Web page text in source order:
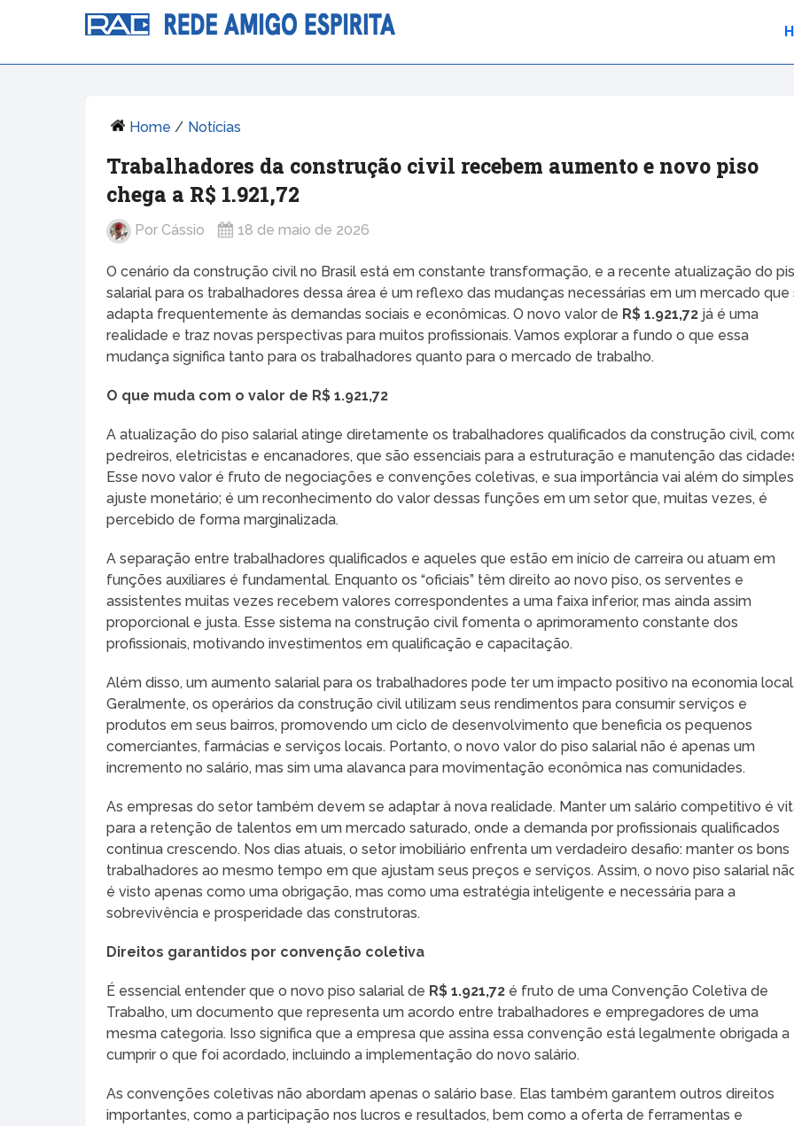
Home / Notícias
Trabalhadores da construção civil recebem aumento e novo piso
chega a R$ 1.921,72
PorCássio 18 de maio de 2026
O cenário da construção civil no Brasil está em constante transformação, e a recente atualização do
salarial para os trabalhadores dessa área é um reflexo das mudanças necessárias em um mercado que
adapta frequentemente às demandas sociais e econômicas. O novo valor de R$ 1.921,72 já é uma
realidade e traz novas perspectivas para muitos profissionais. Vamos explorar a fundo o que essa
mudança significa tanto para os trabalhadores quanto para o mercado de trabalho.
O que muda com o valor de R$ 1.921,72
A atualização do piso salarial atinge diretamente os trabalhadores qualificados da construção civil,
pedreiros, eletricistas e encanadores, que são essenciais para a estruturação e manutenção das
Esse novo valor é fruto de negociações e convenções coletivas, e sua importância vai além do simples
ajuste monetário; é um reconhecimento do valor dessas funções em um setor que, muitas vezes, é
percebido de forma marginalizada.
A separação entre trabalhadores qualificados e aqueles que estão em início de carreira ou atuam em
funções auxiliares é fundamental. Enquanto os “oficiais” têm direito ao novo piso, os serventes e
assistentes muitas vezes recebem valores correspondentes a uma faixa inferior, mas ainda assim
proporcional e justa. Esse sistema na construção civil fomenta o aprimoramento constante dos
profissionais, motivando investimentos em qualificação e capacitação.
Além disso, um aumento salarial para os trabalhadores pode ter um impacto positivo na economia
Geralmente, os operários da construção civil utilizam seus rendimentos para consumir serviços e
produtos em seus bairros, promovendo um ciclo de desenvolvimento que beneficia os pequenos
comerciantes, farmácias e serviços locais. Portanto, o novo valor do piso salarial não é apenas um
incremento no salário, mas sim uma alavanca para movimentação econômica nas comunidades.
As empresas do setor também devem se adaptar à nova realidade. Manter um salário competitivo é
para a retenção de talentos em um mercado saturado, onde a demanda por profissionais qualificados
continua crescendo. Nos dias atuais, o setor imobiliário enfrenta um verdadeiro desafio: manter os bons
trabalhadores ao mesmo tempo em que ajustam seus preços e serviços. Assim, o novo piso salarial
é visto apenas como uma obrigação, mas como uma estratégia inteligente e necessária para a
sobrevivência e prosperidade das construtoras.
Direitos garantidos por convenção coletiva
É essencial entender que o novo piso salarial de R$ 1.921,72 é fruto de uma Convenção Coletiva de
Trabalho, um documento que representa um acordo entre trabalhadores e empregadores de uma
mesma categoria. Isso significa que a empresa que assina essa convenção está legalmente obrigada a
cumprir o que foi acordado, incluindo a implementação do novo salário.
As convenções coletivas não abordam apenas o salário base. Elas também garantem outros direitos
importantes, como a participação nos lucros e resultados, bem como a oferta de ferramentas e